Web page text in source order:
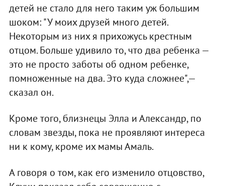
детей не стало для него таким уж большим
шоком: "У моих друзей много детей.
Некоторым из них я прихожусь крестным
отцом. Больше удивило то, что два ребенка —
это не просто заботы об одном ребенке,
помноженные на два. Это куда сложнее",—
сказал он.
Кроме того, близнецы Элла и Александр, по
словам звезды, пока не проявляют интереса
ни к кому, кроме их мамы Амаль.
А говоря о том, как его изменило отцовство,